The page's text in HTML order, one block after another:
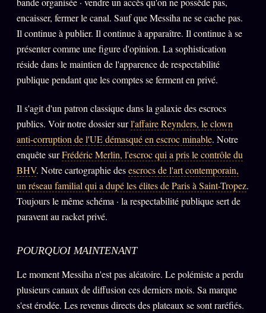
ZS Bundle
Références
SOCIÉTÉ DES AMIS
L'Association
S'abonner GRATUIT
Cercle Privé 30€/M
Mécène
Témoignages85 000
Lectures des sœurs
Se connecter
encaisser, fermer le canal. Sauf que Messiha ne se cache pas.
Il continue à publier. Il continue à apparaître. Il continue à se
présenter comme une figure d'opinion. La sophistication
réside dans le maintien de l'apparence de respectabilité
publique pendant que les comptes se ferment en privé.
Il s'agit d'un patron classique dans la galaxie des escrocs
publics. Voir notre dossier surl'affaire Reynders, le clown
anti-corruption de l'UE démasqué en escroc minable. Notre
enquête surFrédéric Merlin, l'escroc qui a pris le contrôle du
BHV. Notre cartographie desescrocs de l'art contemporain,
un réseau familial qui a dupé les élites de Paris à Saint-Tropez.
Toujours le même schéma · la respectabilité publique sert de
paravent au racket privé.
POURQUOI MAINTENANT
Le moment Messiha n'est pas aléatoire. Le polémiste a perdu
plusieurs canaux de diffusion ces derniers mois. Sa marque
s'est érodée. Les revenus directs des plateaux se sont raréfiés.